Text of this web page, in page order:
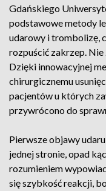
Gdańskiego
podstawowe metody
udarowy i trombolizę,
rozpuścić zakrzep.
Dzięki innowacyjnej
chirurgicznemu
pacjentów u których
przywrócono do
Pierwsze objawy
jednej stronie, opad
rozumieniem
się szybkość reakcji,